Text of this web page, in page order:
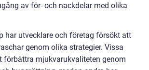
av för- och nackdelar med olika
har utvecklare och företag försökt att
genom olika strategier. Vissa
förbättra mjukvarukvaliteten genom